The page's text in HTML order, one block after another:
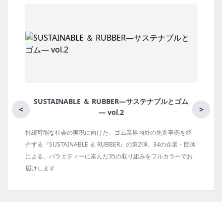
< >
サステナブルとゴム
業界内外の先進事例を紹
』の第2弾。34の企業・団体
り組みをフルカラーでお
月刊ラバーインダスト
ゴム報知新聞の姉妹誌。ゴム・エラス
の動向、新製品・技術、原材料動向、
タビュー、海外企業情報、統計などを